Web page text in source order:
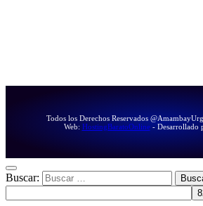
Todos los Derechos Reservados
Web: HostingBaratoOnline- Desarrollado
Buscar: